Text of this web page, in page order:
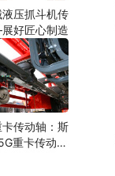
压抓斗机传
好匠心制造
传动轴：斯
重卡传动轴